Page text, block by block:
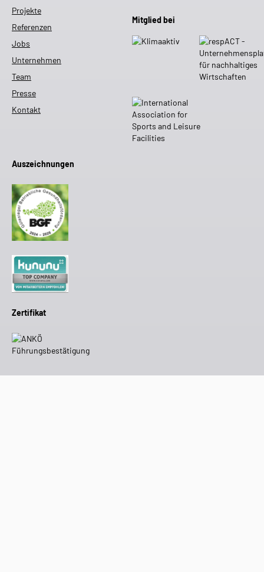
Projekte
Referenzen
Jobs
Unternehmen
Team
Presse
Kontakt
Mitglied bei
Auszeichnungen
Zertifikat